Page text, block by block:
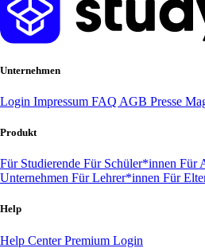
Unternehmen
Login Impressum FAQ AGB Presse
Produkt
Für Studierende Für Schüler*innen Für
Unternehmen Für Lehrer*innen Für
Help
Help CenterPremium Login